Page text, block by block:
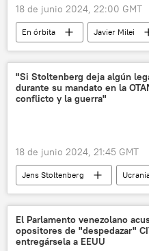
18 de junio 2024, 22:00 GMT
En órbita Javier Milei
Brasil
Argentina
Mercosur
Movimiento
Bolivia
Gobierno de
"Si Stoltenberg deja algún
durante su mandato en la
conflicto y la guerra"
18 de junio 2024, 21:45 GMT
Jens Stoltenberg
China
Global Times
Defensa
🌍 Europa
El Parlamento venezolano
opositores de "despedazar"
entregársela a EEUU